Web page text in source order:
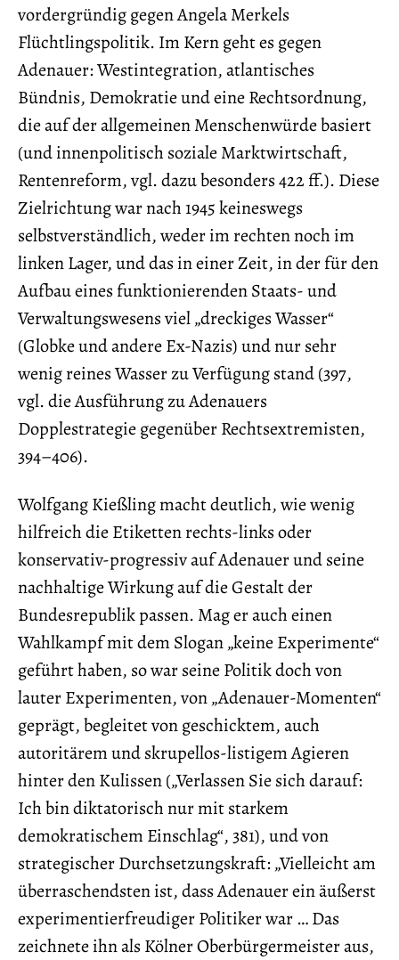
vordergründig gegen Angela Merkels
Flüchtlingspolitik. Im Kern geht es gegen
Adenauer: Westintegration, atlantisches
Bündnis, Demokratie und eine Rechtsordnung,
die auf der allgemeinen Menschenwürde basiert
(und innenpolitisch soziale Marktwirtschaft,
Rentenreform, vgl. dazu besonders 422 ff.). Diese
Zielrichtung war nach 1945 keineswegs
selbstverständlich, weder im rechten noch im
linken Lager, und das in einer Zeit, in der für den
Aufbau eines funktionierenden Staats- und
Verwaltungswesens viel „dreckiges Wasser“
(Globke und andere Ex-Nazis) und nur sehr
wenig reines Wasser zu Verfügung stand (397,
vgl. die Ausführung zu Adenauers
Dopplestrategie gegenüber Rechtsextremisten,
394–406).
Wolfgang Kießling macht deutlich, wie wenig
hilfreich die Etiketten rechts-links oder
konservativ-progressiv auf Adenauer und seine
nachhaltige Wirkung auf die Gestalt der
Bundesrepublik passen. Mag er auch einen
Wahlkampf mit dem Slogan „keine Experimente“
geführt haben, so war seine Politik doch von
lauter Experimenten, von „Adenauer-Momenten“
geprägt, begleitet von geschicktem, auch
autoritärem und skrupellos-listigem Agieren
hinter den Kulissen („Verlassen Sie sich darauf:
Ich bin diktatorisch nur mit starkem
demokratischem Einschlag“, 381), und von
strategischer Durchsetzungskraft: „Vielleicht am
überraschendsten ist, dass Adenauer ein äußerst
experimentierfreudiger Politiker war … Das
zeichnete ihn als Kölner Oberbürgermeister aus,